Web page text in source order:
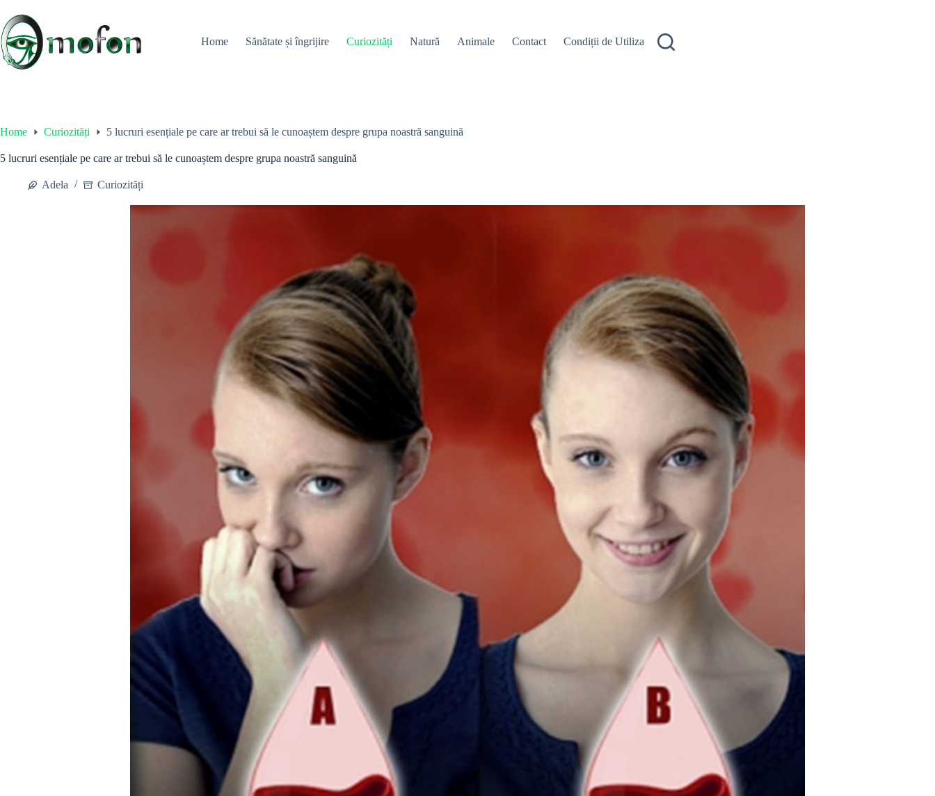
content
Home
Sănătate și îngrijire Curiozități Natură Animale Contact Condiții de Utilizare
Home Curiozități 5 lucruri esențiale pe care ar trebui să le cunoaștem despre grupa noastră sanguină
5 lucruri esențiale pe care ar trebui să le cunoaștem despre grupa noastră sanguină
Adela Curiozități